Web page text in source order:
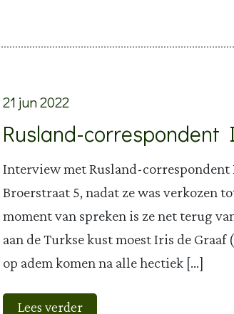
21 jun 2022
Rusland-correspondent
Interview met Rusland-
Broerstraat 5, nadat ze was verkozen
moment van spreken is ze net terug
aan de Turkse kust moest Iris de
op adem komen na alle hectiek […]
Lees verder